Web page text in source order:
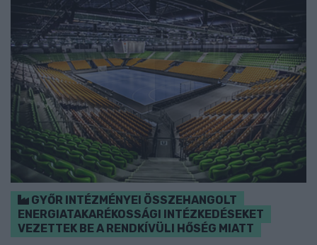
GYŐR INTÉZMÉNYEI ÖSSZEHANGOLT
ENERGIATAKARÉKOSSÁGI INTÉZKEDÉSEKET
VEZETTEK BE A RENDKÍVÜLI HŐSÉG MIATT